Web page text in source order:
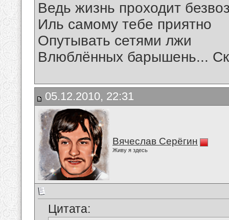
Ведь жизнь проходит
Иль самому тебе приятно
Опутывать сетями лжи
Влюблённых барышень...
05.12.2010, 22:31
Вячеслав Серёгин
Живу я здесь
Цитата: